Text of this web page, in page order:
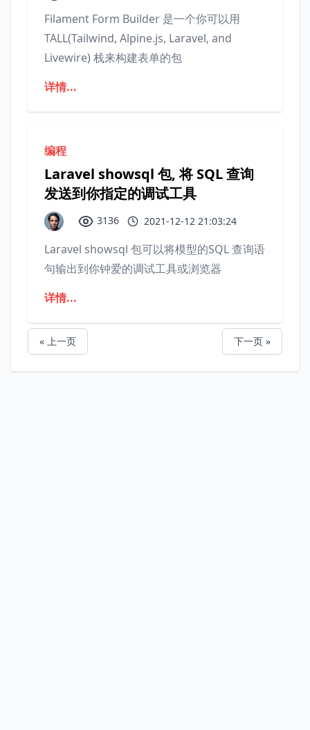
Filament Form Builder 是一个你可以用
TALL(Tailwind, Alpine.js, Laravel, and
Livewire) 栈来构建表单的包
详情...
编程
Laravel showsql 包, 将 SQL 查询
发送到你指定的调试工具
3136 2021-12-12 21:03:24
Laravel showsql 包可以将模型的SQL 查询语
句输出到你钟爱的调试工具或浏览器
详情...
« 上一页 下一页 »